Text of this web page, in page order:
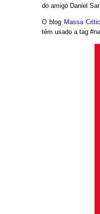
do amigo Daniel
O blog Massa
têm usado a tag